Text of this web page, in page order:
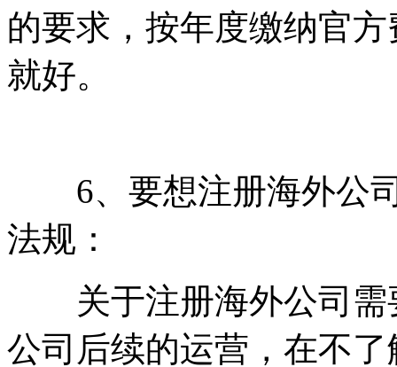
的要求，按年度缴纳官
就好。
6、要想注册海外公司
法规：
关于注册海外公司需
公司后续的运营，在不